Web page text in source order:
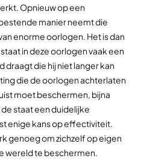
Opnieuw op een
manier neemt die
enorme oorlogen. Het is dan
in deze oorlogen vaak een
die hij niet langer kan
die de oorlogen achterlaten
moet beschermen, bijna
staat een duidelijke
enige kans op effectiviteit.
genoeg om zichzelf op eigen
wereld te beschermen.